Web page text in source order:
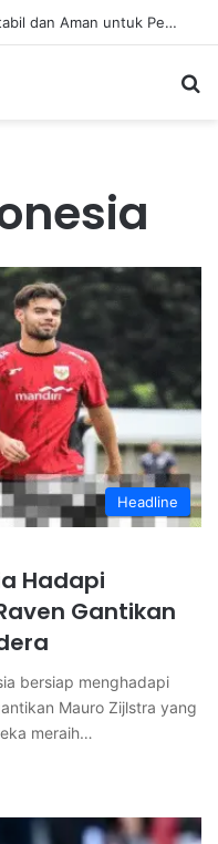
Bisnis Rumahan yang Tumbuh Stabil dan Aman untuk Pendapatan Jangka Panjang
Headline
Hadapi
Gantikan
bersiap menghadapi
Mauro Zijlstra yang
meraih…